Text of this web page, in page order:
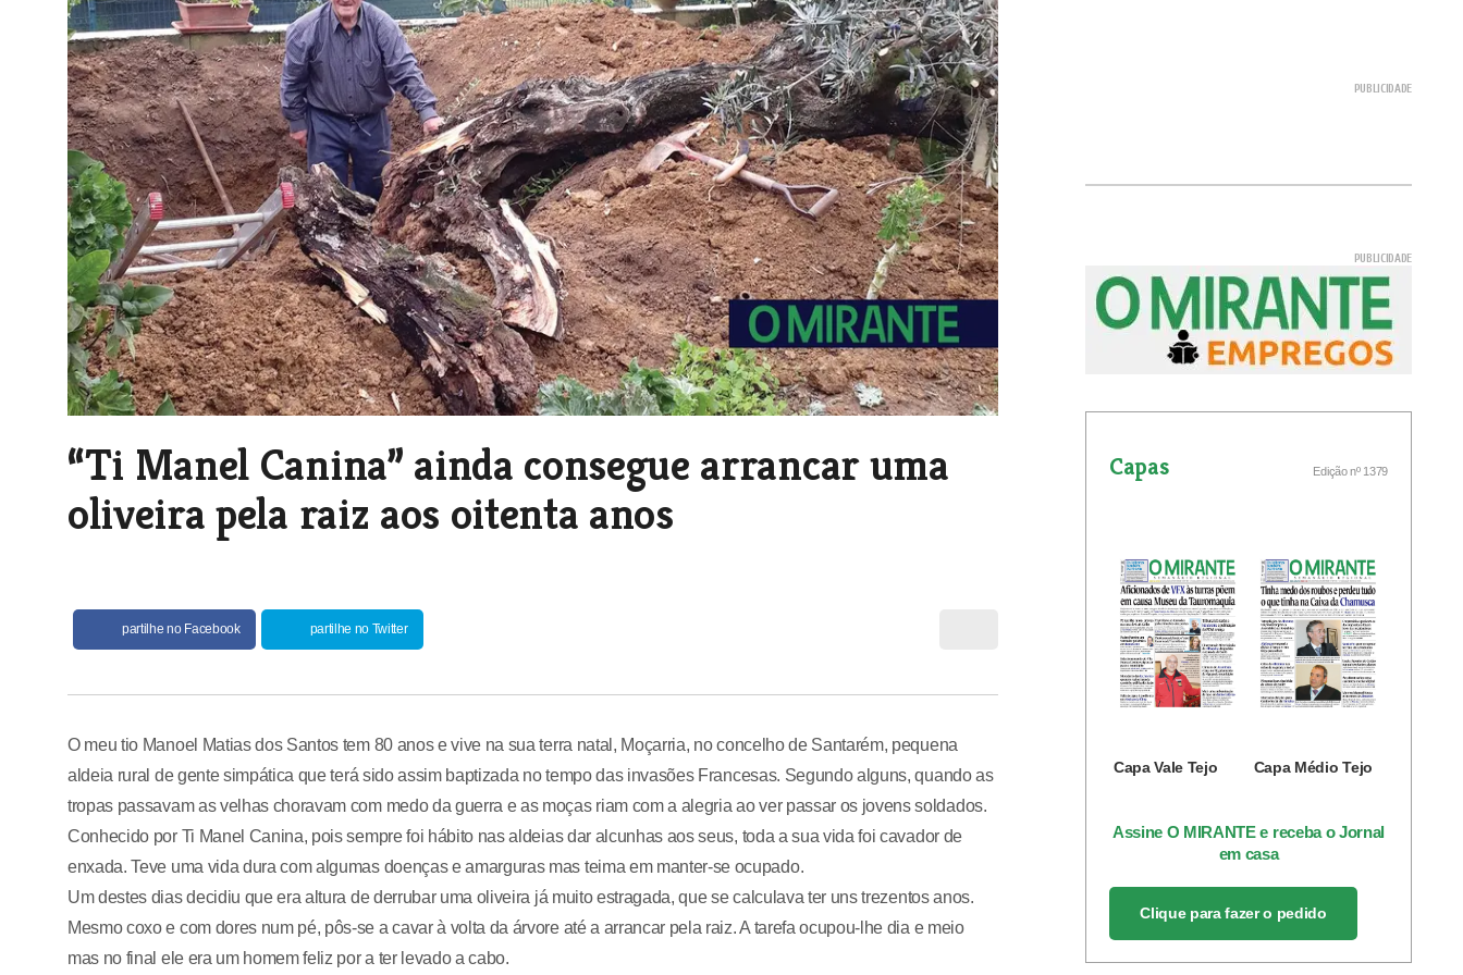
“Ti Manel Canina” ainda consegue arrancar uma
oliveira pela raiz aos oitenta anos
partilhe no Facebook partilhe no Twitter
O meu tio Manoel Matias dos Santos tem 80 anos e vive na sua terra natal, Moçarria, no concelho de Santarém, pequena
aldeia rural de gente simpática que terá sido assim baptizada no tempo das invasões Francesas. Segundo alguns, quando as
tropas passavam as velhas choravam com medo da guerra e as moças riam com a alegria ao ver passar os jovens soldados.
Conhecido por Ti Manel Canina, pois sempre foi hábito nas aldeias dar alcunhas aos seus, toda a sua vida foi cavador de
enxada. Teve uma vida dura com algumas doenças e amarguras mas teima em manter-se ocupado.
Um destes dias decidiu que era altura de derrubar uma oliveira já muito estragada, que se calculava ter uns trezentos anos.
Mesmo coxo e com dores num pé, pôs-se a cavar à volta da árvore até a arrancar pela raiz. A tarefa ocupou-lhe dia e meio
mas no final ele era um homem feliz por a ter levado a cabo.
Capas Edição nº 1379
Capa Vale Tejo Capa Médio Tejo
Assine O MIRANTE e receba o Jornal
em casa
Clique para fazer o pedido